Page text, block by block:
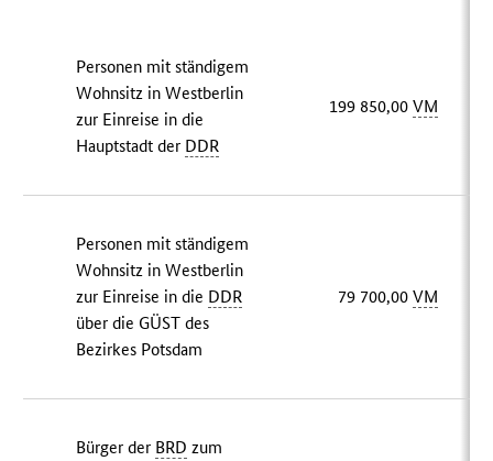
Personen mit ständigem
Wohnsitz in Westberlin
zur Einreise in die
Hauptstadt der DDR
199 850,00VM
Personen mit ständigem
Wohnsitz in Westberlin
zur Einreise in die DDR
über die GÜST des
Bezirkes Potsdam
79 700,00VM
Bürger der BRD zum